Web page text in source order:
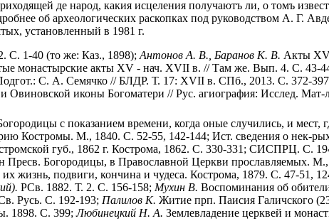
де народ, какия исцеления получаютъ ли, о томъ
об археологических раскопках под руководством А. Г.
установленный в 1981 г.
С. 1-40 (то же: Каз., 1898); Антонов А. В., Баранов К. В. Акты
монастырские акты XV - нач. XVII в. // Там же. Вып. 4. С. 43-
С. А. Семячко // БЛДР. Т. 17: XVII в. СПб., 2013. С. 372-
Овиновской иконы Богоматери // Рус. агиография: Исслед.
с показанием времени, когда оные случились, и мест,
Костромы. М., 1840. С. 52-55, 142-144; Ист. сведения о нек-
губ., 1862 г. Кострома, 1862. С. 330-331; СИСПРЦ. С.
Пресв. Богородицы, в Православной Церкви прославляемых.
жизнь, подвиги, кончина и чудеса. Кострома, 1879. С. 47-51,
РСв. 1882. Т. 2. С. 156-158; Мухин В. Воспоминания об
Русь. С. 192-193; Палилов К. Житие прп. Паисия Галичского
1898. С. 399;Любинецкий Н. А. Землевладение церквей и